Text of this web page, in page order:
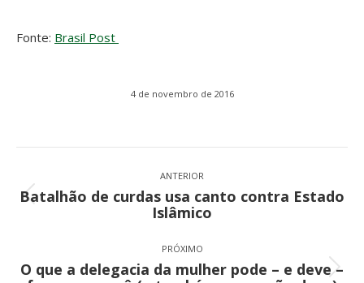
Fonte: Brasil Post
4 de novembro de 2016
de
post:
ANTERIOR
Post
anterior:
Batalhão de curdas usa canto contra Estado
Islâmico
PRÓXIMO
Próximo
O que a delegacia da mulher pode – e deve –